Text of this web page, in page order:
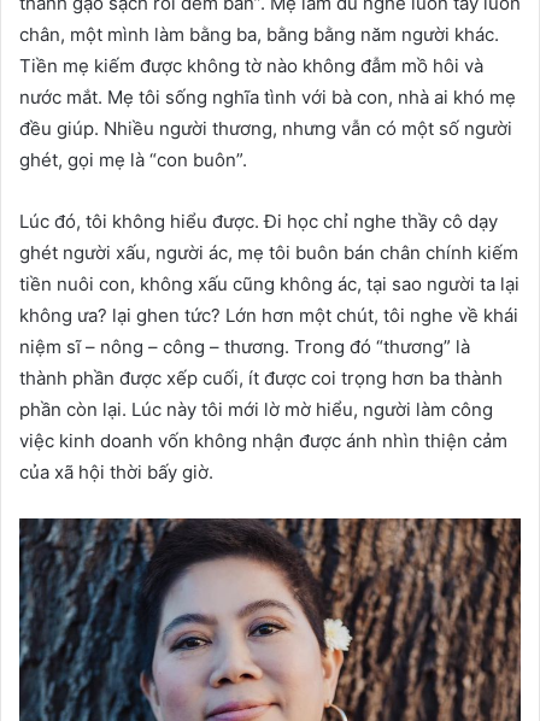
chân, một mình làm bằng ba, bằng bằng năm người khác.
Tiền mẹ kiếm được không tờ nào không đẫm mồ hôi và
nước mắt. Mẹ tôi sống nghĩa tình với bà con, nhà ai khó mẹ
đều giúp. Nhiều người thương, nhưng vẫn có một số người
ghét, gọi mẹ là “con buôn”.
Lúc đó, tôi không hiểu được. Đi học chỉ nghe thầy cô dạy
ghét người xấu, người ác, mẹ tôi buôn bán chân chính kiếm
tiền nuôi con, không xấu cũng không ác, tại sao người ta lại
không ưa? lại ghen tức? Lớn hơn một chút, tôi nghe về khái
niệm sĩ – nông – công – thương. Trong đó “thương” là
thành phần được xếp cuối, ít được coi trọng hơn ba thành
phần còn lại. Lúc này tôi mới lờ mờ hiểu, người làm công
việc kinh doanh vốn không nhận được ánh nhìn thiện cảm
của xã hội thời bấy giờ.